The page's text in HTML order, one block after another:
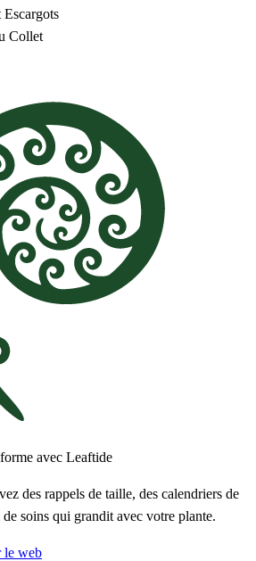
Escargots
Collet
avec Leaftide
des rappels de taille, des calendriers de
soins qui grandit avec votre plante.
le web